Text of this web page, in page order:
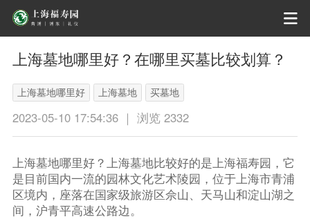
上海墓地哪里好？在哪里买墓比较划算？
上海墓地哪里好 上海墓地 买墓地
2023-05-10 17:54:36 ｜ 浏览 2332
上海墓地哪里好？上海墓地比较好的是上海福寿园，它
是目前国内一流的园林文化艺术陵园，位于上海市青浦
区境内，座落在国家级旅游区佘山、天马山和淀山湖之
间，沪青平高速公路边。